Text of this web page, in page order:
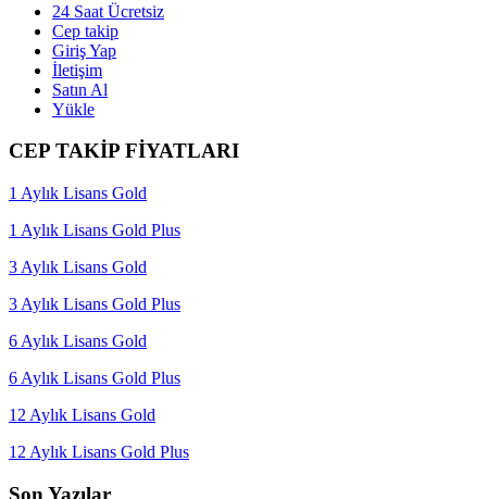
24 Saat Ücretsiz
Cep takip
Giriş Yap
İletişim
Satın Al
Yükle
CEP TAKİP FİYATLARI
1 Aylık Lisans Gold
1 Aylık Lisans Gold Plus
3 Aylık Lisans Gold
3 Aylık Lisans Gold Plus
6 Aylık Lisans Gold
6 Aylık Lisans Gold Plus
12 Aylık Lisans Gold
12 Aylık Lisans Gold Plus
Son Yazılar